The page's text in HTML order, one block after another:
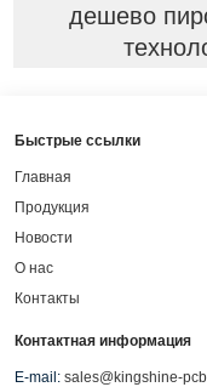
дешево
Быстрые ссылки
Главная
Продукция
Новости
О нас
Контакты
Контактная информация
E-mail: sales@kingshine-